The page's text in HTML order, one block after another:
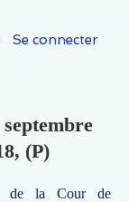
Se connecter
, (P)
de la Cour de